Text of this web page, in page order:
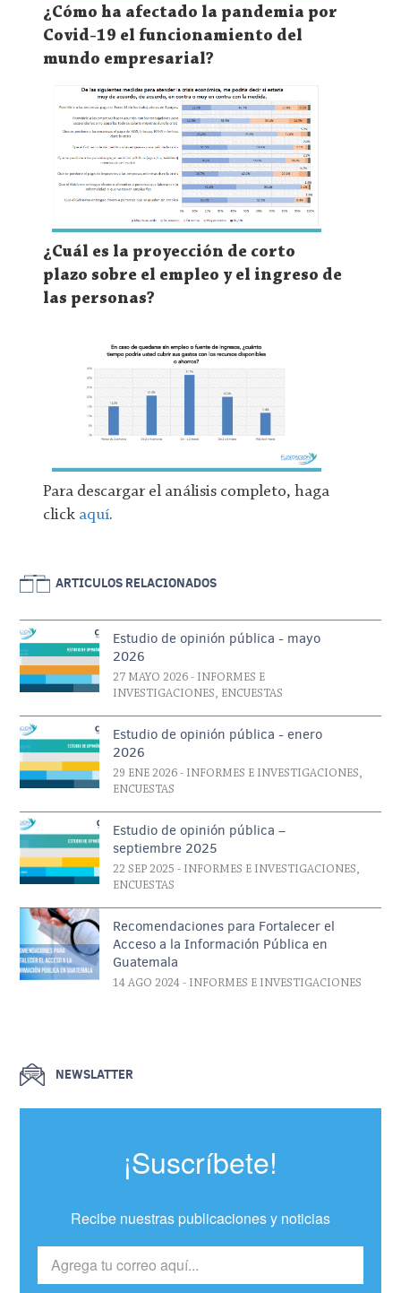
¿Cómo ha afectado la pandemia por
Covid-19 el funcionamiento del
mundo empresarial?
¿Cuál es la proyección de corto
plazo sobre el empleo y el ingreso de
las personas?
Para descargar el análisis completo, haga
click aquí.
ARTICULOS RELACIONADOS
Estudio de opinión pública - mayo
2026
27 MAYO 2026 - INFORMES E
INVESTIGACIONES, ENCUESTAS
Estudio de opinión pública - enero
2026
29 ENE 2026 - INFORMES E INVESTIGACIONES,
ENCUESTAS
Estudio de opinión pública –
septiembre 2025
22 SEP 2025 - INFORMES E INVESTIGACIONES,
ENCUESTAS
Recomendaciones para Fortalecer el
Acceso a la Información Pública en
Guatemala
14 AGO 2024 - INFORMES E INVESTIGACIONES
NEWSLATTER
¡Suscríbete!
Recibe nuestras publicaciones y noticias